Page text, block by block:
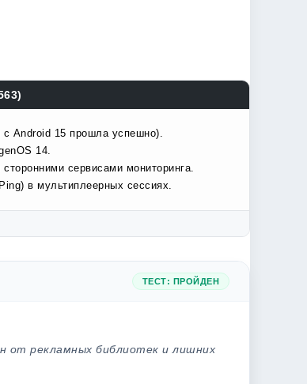
с Android 15 прошла успешно).
14.
сервисами мониторинга.
в мультиплеерных сессиях.
ТЕСТ: ПРОЙДЕН
от рекламных библиотек и лишних